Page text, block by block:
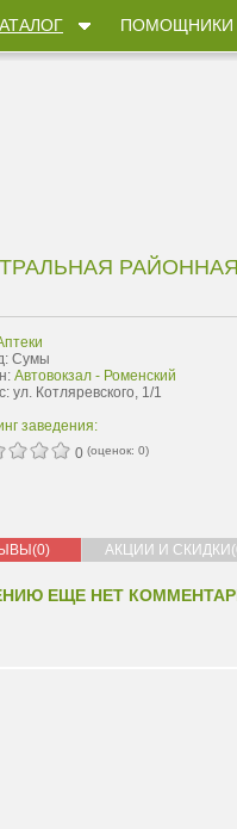
ПОМОЩНИКИ
Сумы
Автовокзал - Роменский
ул. Котляревского, 1/1
заведения:
0 (оценок: 0)
АКЦИИ И
ЕЩЕ НЕТ